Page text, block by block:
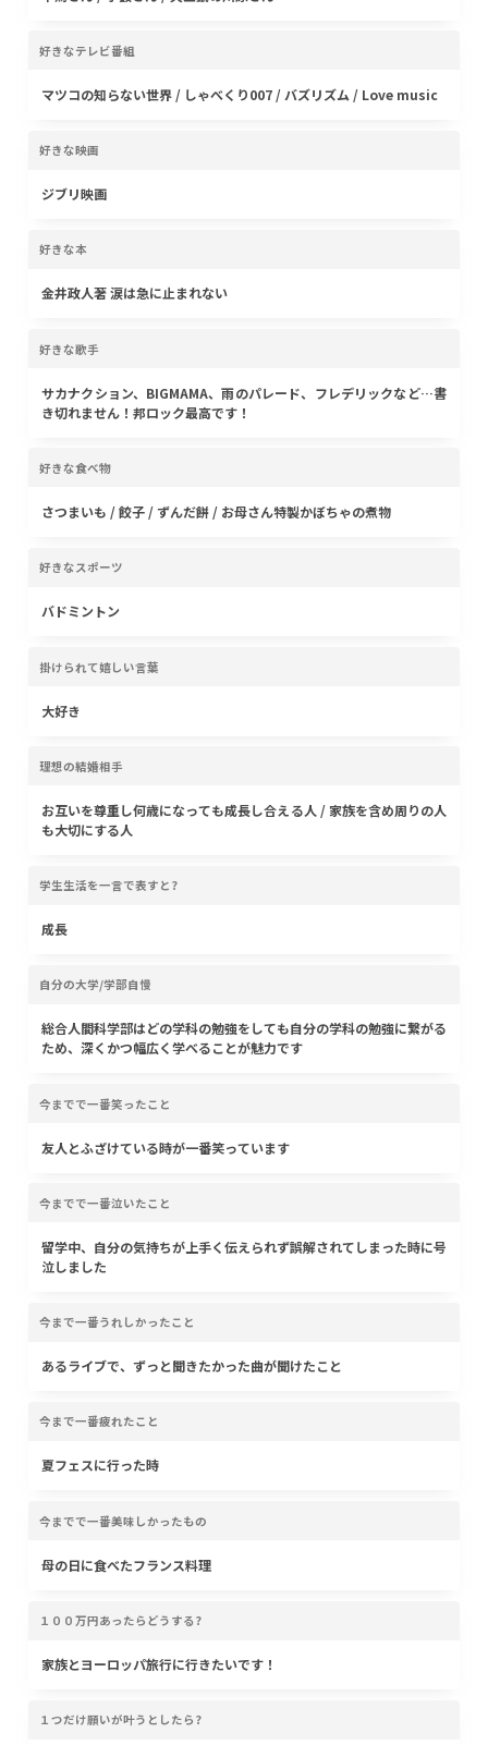
好きなテレビ番組
マツコの知らない世界 / しゃべくり007 / バズリズム / Love music
好きな映画
ジブリ映画
好きな本
金井政人著 涙は急に止まれない
好きな歌手
サカナクション、BIGMAMA、雨のパレード、フレデリックなど…書
き切れません！邦ロック最高です！
好きな食べ物
さつまいも / 餃子 / ずんだ餅 / お母さん特製かぼちゃの煮物
好きなスポーツ
バドミントン
掛けられて嬉しい言葉
大好き
理想の結婚相手
お互いを尊重し何歳になっても成長し合える人 / 家族を含め周りの人
も大切にする人
学生生活を一言で表すと?
成長
自分の大学/学部自慢
総合人間科学部はどの学科の勉強をしても自分の学科の勉強に繋がる
ため、深くかつ幅広く学べることが魅力です
今までで一番笑ったこと
友人とふざけている時が一番笑っています
今までで一番泣いたこと
留学中、自分の気持ちが上手く伝えられず誤解されてしまった時に号
泣しました
今まで一番うれしかったこと
あるライブで、ずっと聞きたかった曲が聞けたこと
今まで一番疲れたこと
夏フェスに行った時
今までで一番美味しかったもの
母の日に食べたフランス料理
１００万円あったらどうする?
家族とヨーロッパ旅行に行きたいです！
１つだけ願いが叶うとしたら?